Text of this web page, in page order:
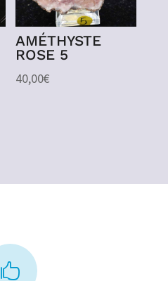
AMÉTHYSTE
ROSE 5
40,00€
